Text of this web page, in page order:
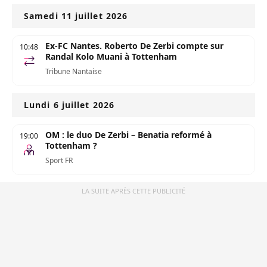
Samedi 11 juillet 2026
10:48
Ex-FC Nantes. Roberto De Zerbi compte sur
Randal Kolo Muani à Tottenham
Tribune Nantaise
Lundi 6 juillet 2026
19:00
OM : le duo De Zerbi – Benatia reformé à
Tottenham ?
Sport FR
LA SUITE APRÈS CETTE PUBLICITÉ